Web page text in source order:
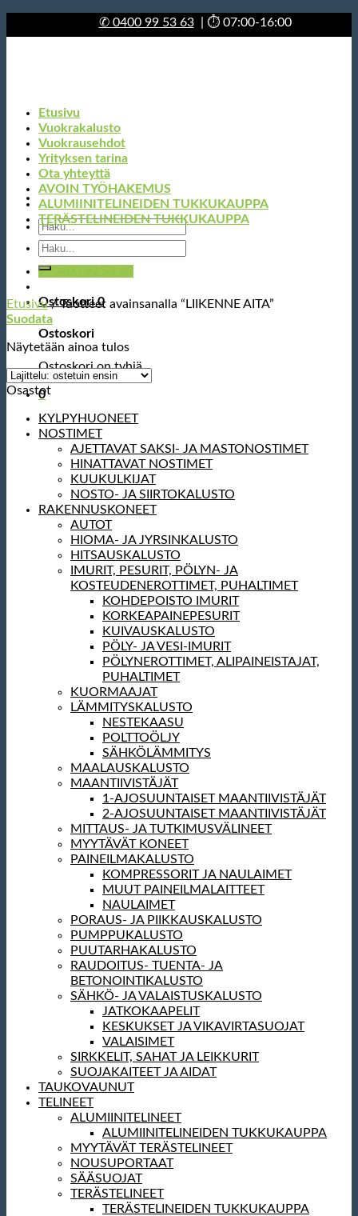
to
✆ 0400 99 53 63| ⏱ 07:00-16:00
Etsi:
✆ 0400 99 53 63
Ostoskori0
Ostoskori
Ostoskori on tyhjä.
0
Etusivu
Vuokrakalusto
Vuokrausehdot
Yrityksen tarina
Ota yhteyttä
AVOIN TYÖHAKEMUS
ALUMIINITELINEIDEN TUKKUKAUPPA
TERÄSTELINEIDEN TUKKUKAUPPA
Etsi:
Etusivu /Tuotteet avainsanalla “LIIKENNE AITA”
Suodata
Näytetään ainoa tulos
Osastot
KYLPYHUONEET
NOSTIMET
AJETTAVAT SAKSI- JA MASTONOSTIMET
HINATTAVAT NOSTIMET
KUUKULKIJAT
NOSTO- JA SIIRTOKALUSTO
RAKENNUSKONEET
AUTOT
HIOMA- JA JYRSINKALUSTO
HITSAUSKALUSTO
IMURIT, PESURIT, PÖLYN- JA
KOSTEUDENEROTTIMET, PUHALTIMET
KOHDEPOISTO IMURIT
KORKEAPAINEPESURIT
KUIVAUSKALUSTO
PÖLY- JA VESI-IMURIT
PÖLYNEROTTIMET, ALIPAINEISTAJAT,
PUHALTIMET
KUORMAAJAT
LÄMMITYSKALUSTO
NESTEKAASU
POLTTOÖLJY
SÄHKÖLÄMMITYS
MAALAUSKALUSTO
MAANTIIVISTÄJÄT
1-AJOSUUNTAISET MAANTIIVISTÄJÄT
2-AJOSUUNTAISET MAANTIIVISTÄJÄT
MITTAUS- JA TUTKIMUSVÄLINEET
MYYTÄVÄT KONEET
PAINEILMAKALUSTO
KOMPRESSORIT JA NAULAIMET
MUUT PAINEILMALAITTEET
NAULAIMET
PORAUS- JA PIIKKAUSKALUSTO
PUMPPUKALUSTO
PUUTARHAKALUSTO
RAUDOITUS- TUENTA- JA
BETONOINTIKALUSTO
SÄHKÖ- JA VALAISTUSKALUSTO
JATKOKAAPELIT
KESKUKSET JA VIKAVIRTASUOJAT
VALAISIMET
SIRKKELIT, SAHAT JA LEIKKURIT
SUOJAKAITEET JA AIDAT
TAUKOVAUNUT
TELINEET
ALUMIINITELINEET
ALUMIINITELINEIDEN TUKKUKAUPPA
MYYTÄVÄT TERÄSTELINEET
NOUSUPORTAAT
SÄÄSUOJAT
TERÄSTELINEET
TERÄSTELINEIDEN TUKKUKAUPPA